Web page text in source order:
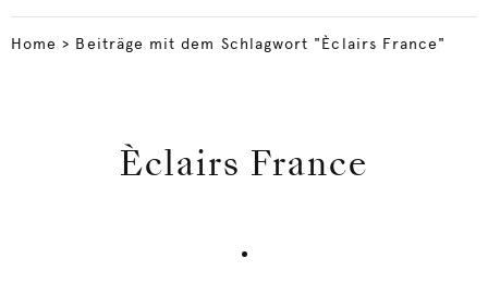
Home > Beiträge mit dem Schlagwort "Èclairs France"
Èclairs France